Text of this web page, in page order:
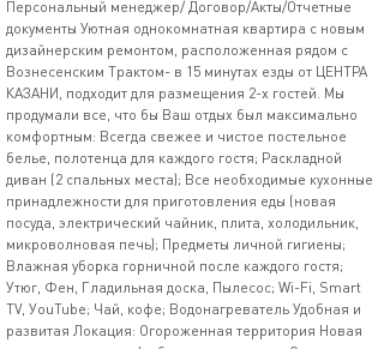
Персональный менеджер/ Договор/Акты/Отчетные
документы Уютная однокомнатная квартира с новым
дизайнерским ремонтом, расположенная рядом с
Вознесенским Трактом- в 15 минутах езды от ЦЕНТРА
КАЗАНИ, подходит для размещения 2-х гостей. Мы
продумали все, что бы Ваш отдых был максимально
комфортным: Всегда свежее и чистое постельное
белье, полотенца для каждого гостя; Раскладной
диван (2 спальных места); Все необходимые кухонные
принадлежности для приготовления еды (новая
посуда, электрический чайник, плита, холодильник,
микроволновая печь); Предметы личной гигиены;
Влажная уборка горничной после каждого гостя;
Утюг, Фен, Гладильная доска, Пылесос; Wi-Fi, Smart
TV, УouTube; Чай, кофе; Водонагреватель Удобная и
развитая Локация: Огороженная территория Новая